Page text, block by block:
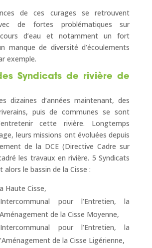
de ces curages se retrouvent
de fortes problématiques sur
cours d’eau et notamment un fort
manque de diversité d’écoulements
exemple.
Syndicats de rivière de
dizaines d’années maintenant, des
puis de communes se sont
cette rivière. Longtemps
leurs missions ont évoluées depuis
de la DCE (Directive Cadre sur
les travaux en rivière. 5 Syndicats
alors le bassin de la Cisse :
Haute Cisse,
pour l’Entretien, la
de la Cisse Moyenne,
pour l’Entretien, la
de la Cisse Ligérienne,